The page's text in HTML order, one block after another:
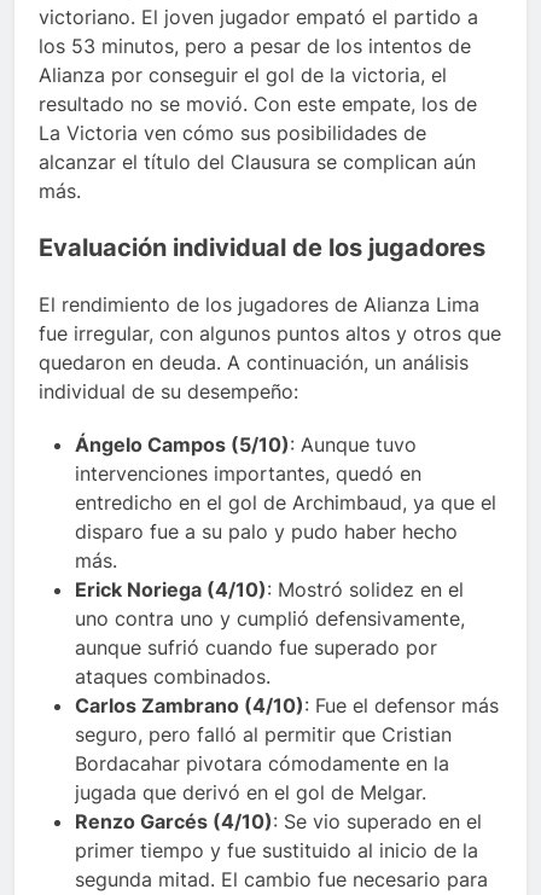
victoriano. El joven jugador empató el partido a
los 53 minutos, pero a pesar de los intentos de
Alianza por conseguir el gol de la victoria, el
resultado no se movió. Con este empate, los de
La Victoria ven cómo sus posibilidades de
alcanzar el título del Clausura se complican aún
más.
Evaluación individual de los jugadores
El rendimiento de los jugadores de Alianza Lima
fue irregular, con algunos puntos altos y otros que
quedaron en deuda. A continuación, un análisis
individual de su desempeño:
Ángelo Campos (5/10): Aunque tuvo
intervenciones importantes, quedó en
entredicho en el gol de Archimbaud, ya que el
disparo fue a su palo y pudo haber hecho
más.
Erick Noriega (4/10): Mostró solidez en el
uno contra uno y cumplió defensivamente,
aunque sufrió cuando fue superado por
ataques combinados.
Carlos Zambrano (4/10): Fue el defensor más
seguro, pero falló al permitir que Cristian
Bordacahar pivotara cómodamente en la
jugada que derivó en el gol de Melgar.
Renzo Garcés (4/10): Se vio superado en el
primer tiempo y fue sustituido al inicio de la
segunda mitad. El cambio fue necesario para